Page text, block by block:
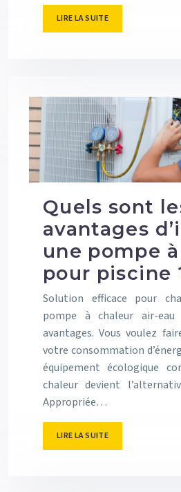
LIRE LA SUITE
Quels sont
avantages
une pompe
pour piscine
Solution efficace pour
pompe à chaleur air-
avantages. Vous voulez
votre consommation
équipement écologique
chaleur devient
Appropriée…
LIRE LA SUITE